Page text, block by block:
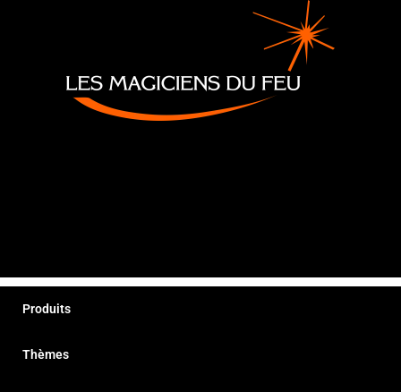
Produits
Thèmes